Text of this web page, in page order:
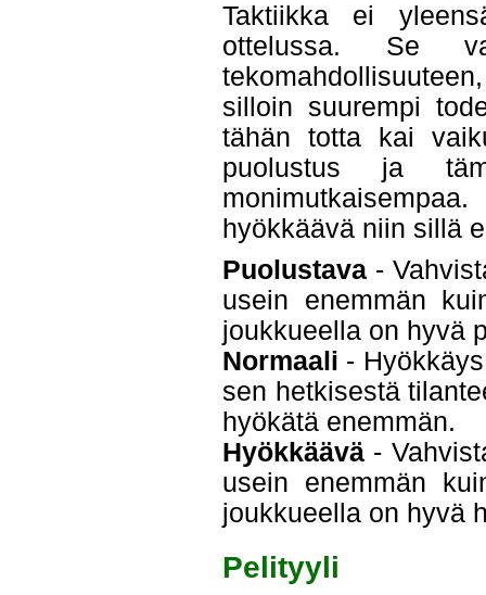
Taktiikka ei
ottelussa. Se
silloin suurempi
tähän totta kai
puolustus ja
hyökkäävä niin sillä
Puolustava -
usein enemmän
joukkueella on hyvä
Normaali -
sen hetkisestä
hyökätä enemmän.
Hyökkäävä -
usein enemmän
joukkueella on hyvä
Pelityyli